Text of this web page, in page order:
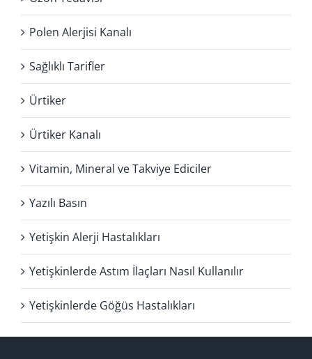
Polen Alerjisi Kanalı
Sağlıklı Tarifler
Ürtiker
Ürtiker Kanalı
Vitamin, Mineral ve Takviye Ediciler
Yazılı Basın
Yetişkin Alerji Hastalıkları
Yetişkinlerde Astım İlaçları Nasıl Kullanılır
Yetişkinlerde Göğüs Hastalıkları